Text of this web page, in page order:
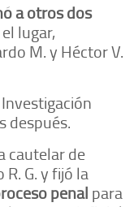
a otros dos
lugar,
M. y Héctor V.
después.
cautelar de
G. y fijó la
penal para